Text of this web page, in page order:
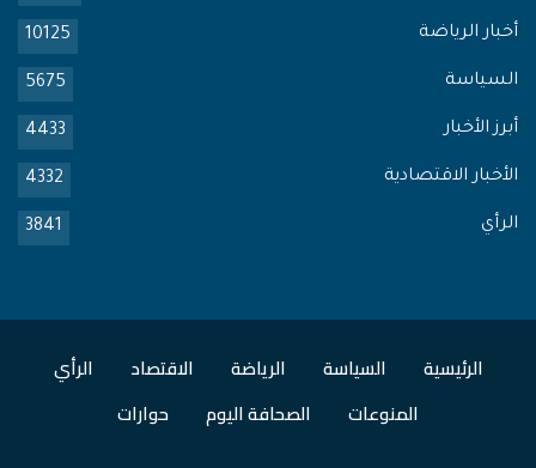
أخبار الرياضة 10125
السياسة 5675
أبرز الأخبار 4433
الأخبار الاقتصادية 4332
الرأي 3841
الرئيسية السياسة الرياضة الاقتصاد
الرأي
المنوعات
الصحافة اليوم حوارات